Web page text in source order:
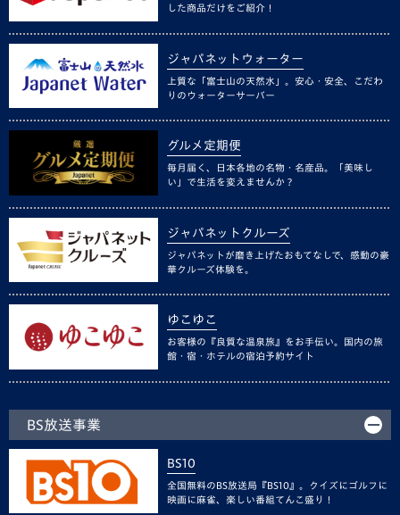
した商品だけをご紹介！
ジャパネットウォーター
上質な「富士山の天然水」。安心・安全、こだわ
りのウォーターサーバー
グルメ定期便
毎月届く、日本各地の名物・名産品。「美味し
い」で生活を変えませんか？
ジャパネットクルーズ
ジャパネットが磨き上げたおもてなしで、感動の豪
華クルーズ体験を。
ゆこゆこ
お客様の『良質な温泉旅』をお手伝い。国内の旅
館・宿・ホテルの宿泊予約サイト
BS放送事業
BS10
全国無料のBS放送局『BS10』。クイズにゴルフに
映画に麻雀、楽しい番組てんこ盛り！